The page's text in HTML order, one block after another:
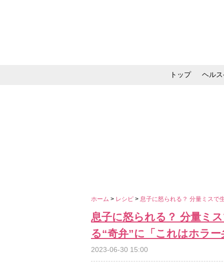
トップ ヘル
ホーム > レシピ > 息子に怒られる？ 分量ミスで
息子に怒られる？ 分量ミ
る“奇弁”に「これはホラ
2023-06-30 15:00